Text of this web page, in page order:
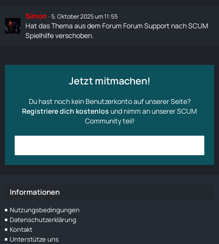
Simon 5. Oktober 2025 um 11:55
Hat das Thema aus dem Forum Forum Support nachSCUM
Spielhilfeverschoben.
Jetzt mitmachen!
Du hast noch kein Benutzerkonto auf unserer Seite?
Registriere dich kostenlos und nimm an unserer SCUM
Community teil!
Informationen
Nutzungsbedingungen
Datenschutzerklärung
Kontakt
Unterstütze uns